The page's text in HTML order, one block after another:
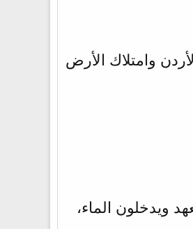
وامتلاك الأرض
ويدخلون الماء،